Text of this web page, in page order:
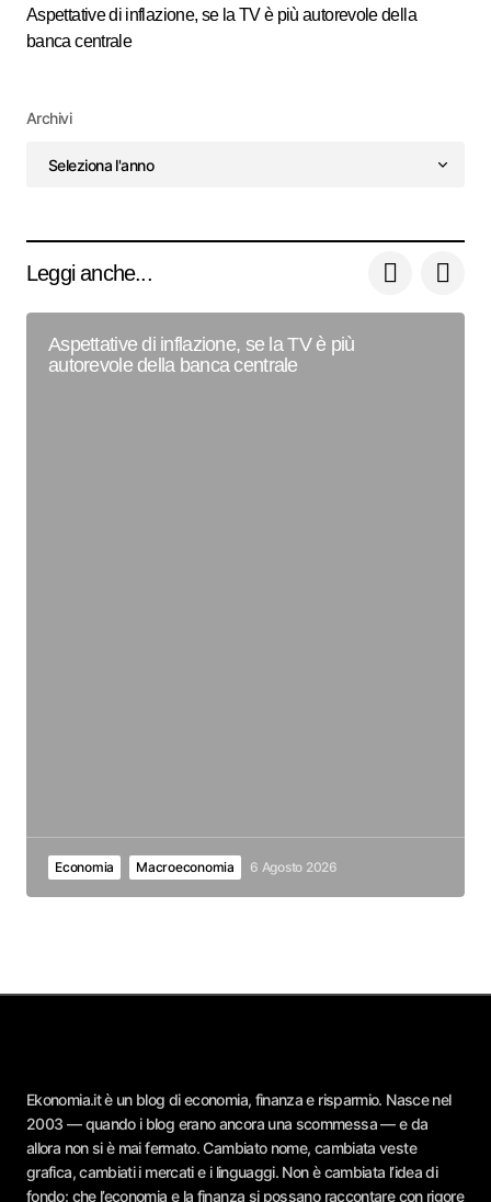
Aspettative di inflazione, se la TV è più autorevole della
banca centrale
Archivi
Leggi anche...
Aspettative di inflazione, se la TV è più
autorevole della banca centrale
Economia Macroeconomia 6 Agosto 2026
Ekonomia.it è un blog di economia, finanza e risparmio. Nasce nel
2003 — quando i blog erano ancora una scommessa — e da
allora non si è mai fermato. Cambiato nome, cambiata veste
grafica, cambiati i mercati e i linguaggi. Non è cambiata l’idea di
fondo: che l’economia e la finanza si possano raccontare con rigore